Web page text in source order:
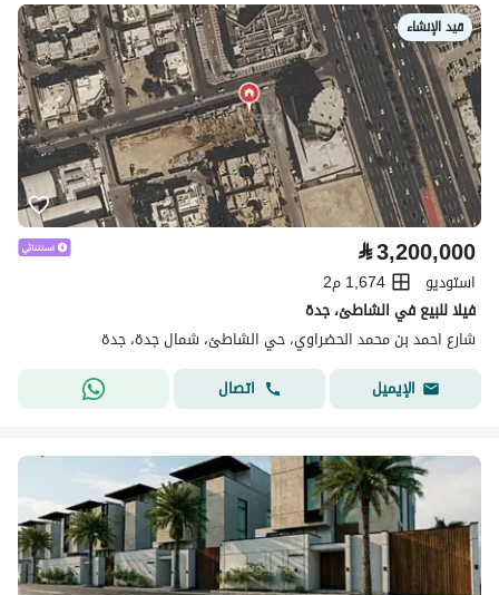
قيد الإنشاء
⃁3,200,000
استوديو
1,674 م2
فيلا للبيع في الشاطئ، جدة
شارع احمد بن محمد الحضراوي، حي الشاطئ، شمال جدة، جدة
الإيميل
اتصال